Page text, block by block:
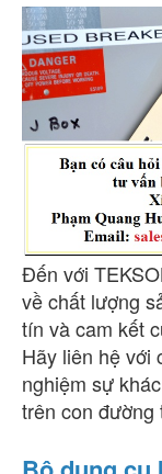
Đến với
về chất lượng
tín và cam kết
Hãy liên hệ với
nghiệm sự
trên con đường